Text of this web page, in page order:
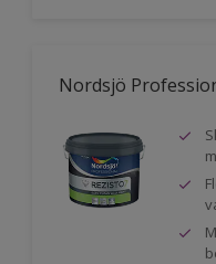
Nordsjö